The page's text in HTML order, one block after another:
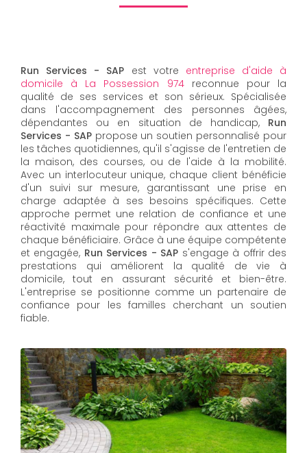
Run Services - SAP est votre entreprise d'aide à
domicile à La Possession 974reconnue pour la
qualité de ses services et son sérieux. Spécialisée
dans l'accompagnement des personnes âgées,
dépendantes ou en situation de handicap, Run
Services - SAP propose un soutien personnalisé pour
les tâches quotidiennes, qu'il s'agisse de l'entretien de
la maison, des courses, ou de l'aide à la mobilité.
Avec un interlocuteur unique, chaque client bénéficie
d'un suivi sur mesure, garantissant une prise en
charge adaptée à ses besoins spécifiques. Cette
approche permet une relation de confiance et une
réactivité maximale pour répondre aux attentes de
chaque bénéficiaire. Grâce à une équipe compétente
et engagée, Run Services - SAP s'engage à offrir des
prestations qui améliorent la qualité de vie à
domicile, tout en assurant sécurité et bien-être.
L'entreprise se positionne comme un partenaire de
confiance pour les familles cherchant un soutien
fiable.